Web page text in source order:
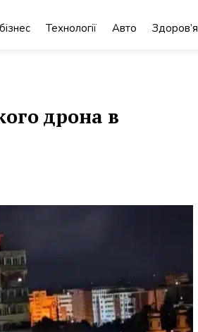
Технології Авто Здоров’я
дрона в